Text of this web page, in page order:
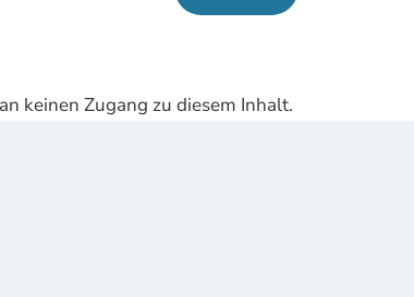
keinen Zugang zu diesem Inhalt.